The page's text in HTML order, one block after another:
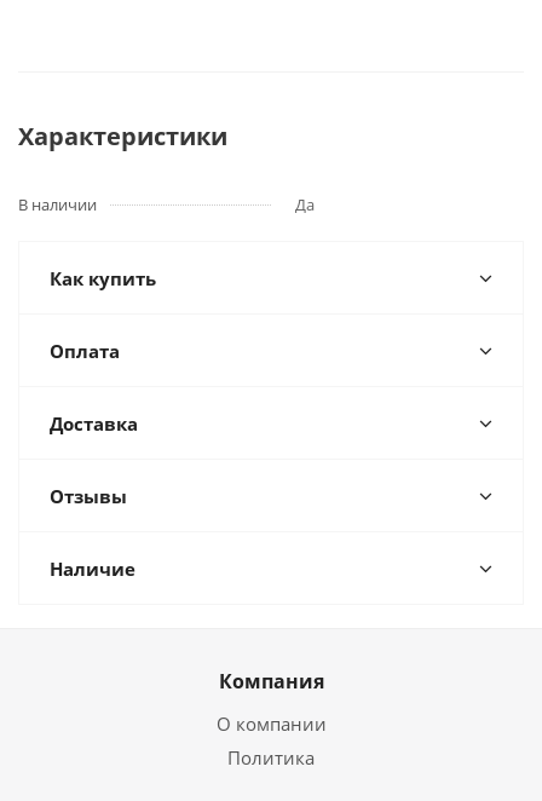
Характеристики
В наличии Да
Как купить
Оплата
Доставка
Отзывы
Наличие
Компания
О компании
Политика